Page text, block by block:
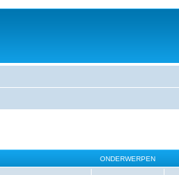
ONDERWERPEN